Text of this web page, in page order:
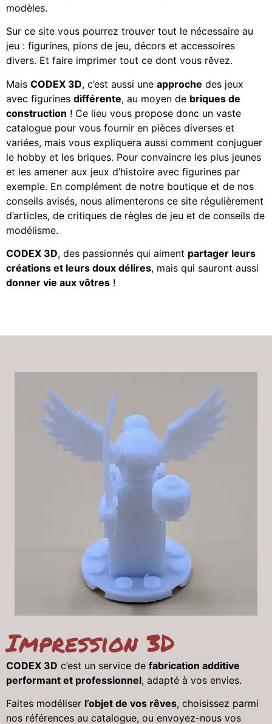
modèles.
Sur ce site vous pourrez trouver tout le nécessaire au
jeu : figurines, pions de jeu, décors et accessoires
divers. Et faire imprimer tout ce dont vous rêvez.
Mais CODEX 3D, c’est aussi une approche des jeux
avec figurines différente, au moyen de briques de
construction ! Ce lieu vous propose donc un vaste
catalogue pour vous fournir en pièces diverses et
variées, mais vous expliquera aussi comment conjuguer
le hobby et les briques. Pour convaincre les plus jeunes
et les amener aux jeux d’histoire avec figurines par
exemple. En complément de notre boutique et de nos
conseils avisés, nous alimenterons ce site régulièrement
d’articles, de critiques de règles de jeu et de conseils de
modélisme.
CODEX 3D, des passionnés qui aiment partager leurs
créations et leurs doux délires, mais qui sauront aussi
donner vie aux vôtres !
Impression 3D
CODEX 3D c’est un service de fabrication additive
performant et professionnel, adapté à vos envies.
Faites modéliser l’objet de vos rêves, choisissez parmi
nos références au catalogue, ou envoyez-nous vos